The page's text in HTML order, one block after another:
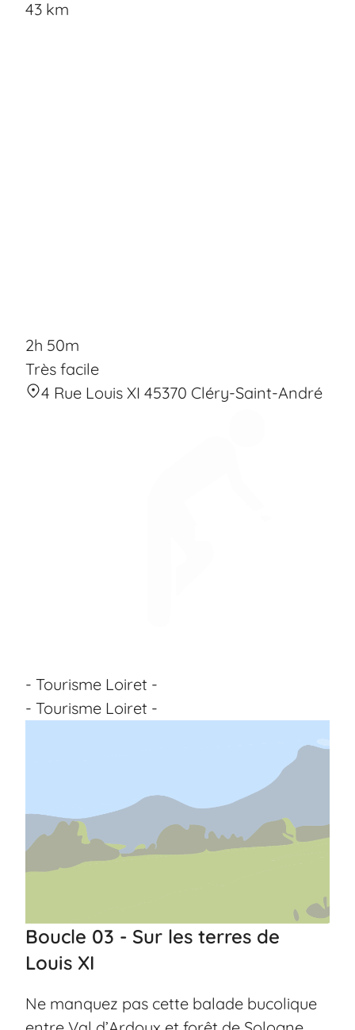
43 km
2h 50m
Très facile
4 Rue Louis XI 45370 Cléry-Saint-André
- Tourisme Loiret -
- Tourisme Loiret -
Boucle 03 - Sur les terres de
Louis XI
Ne manquez pas cette balade bucolique